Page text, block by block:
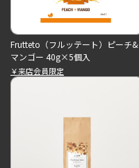
Frutteto（フルッテート）ピーチ&
マンゴー 40g×5個入
￥来店会員限定